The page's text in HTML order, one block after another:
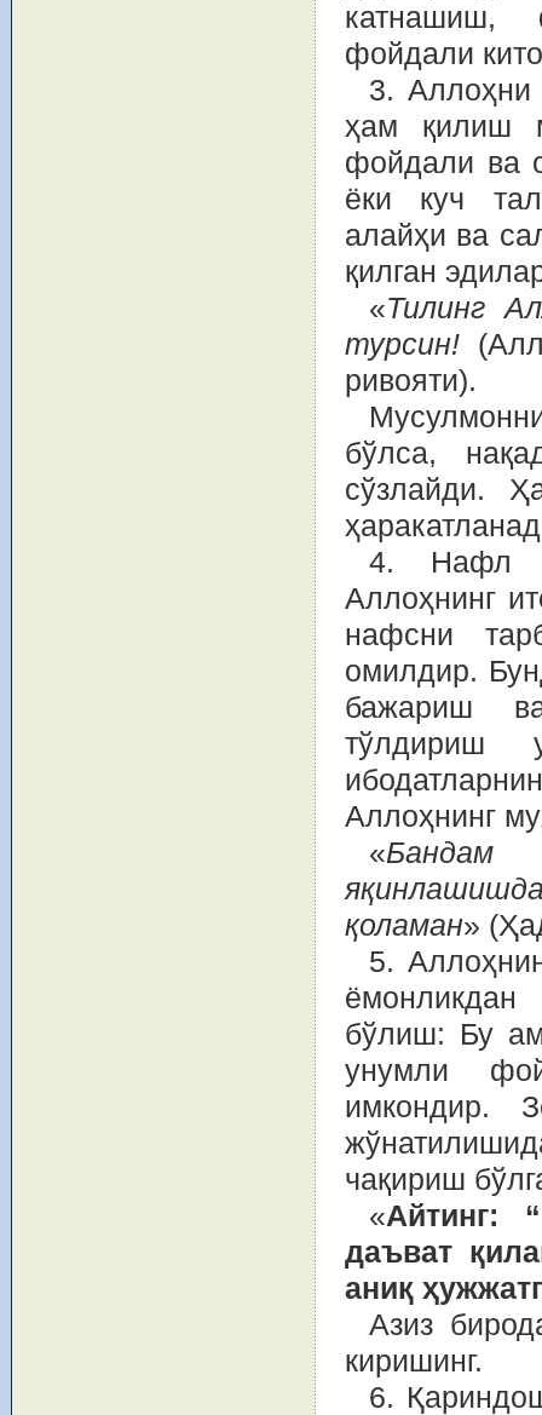
катнашиш,
фойдали
3. Аллоҳни
ҳам қилиш
фойдали ва
ёки куч
алайҳи ва
қилган
«Тилинг
турсин!
ривояти).
бўлса,
сўзлайди.
4. Нафл
Аллоҳнинг
нафсни
омилдир.
бажариш
тўлдириш
Аллоҳнинг
«
қоламан»
5.
ёмонликдан
бўлиш: Бу
унумли
имкондир.
чақириш
«Айтинг:
даъват
аниқ
Азиз
киришинг.
6.